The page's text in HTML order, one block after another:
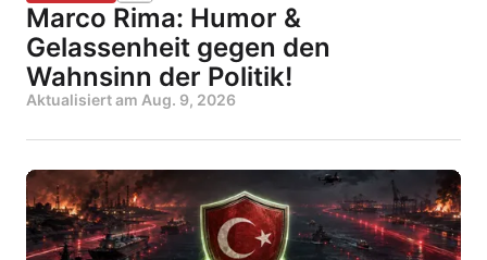
Marco Rima: Humor &
Gelassenheit gegen den
Wahnsinn der Politik!
Aktualisiert am Aug. 9, 2026